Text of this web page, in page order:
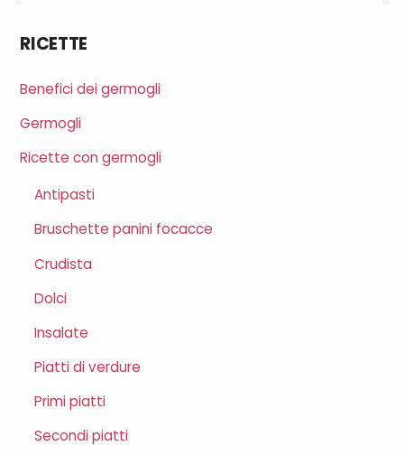
RICETTE
Benefici dei germogli
Germogli
Ricette con germogli
Antipasti
Bruschette panini focacce
Crudista
Dolci
Insalate
Piatti di verdure
Primi piatti
Secondi piatti